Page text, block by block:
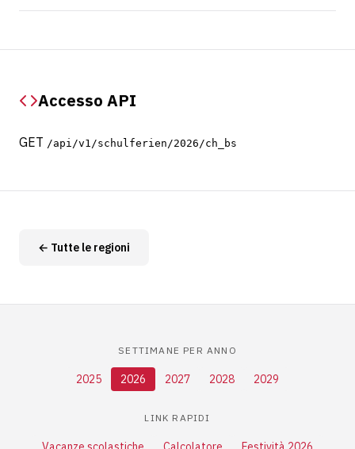
Accesso API
GET /api/v1/schulferien/2026/ch_bs
← Tutte le regioni
SETTIMANE PER ANNO
2025 2026 2027 2028 2029
LINK RAPIDI